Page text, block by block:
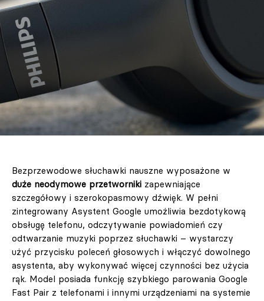
Bezprzewodowe słuchawki nauszne wyposażone w
duże neodymowe przetworniki zapewniające
szczegółowy i szerokopasmowy dźwięk. W pełni
zintegrowany Asystent Google umożliwia bezdotykową
obsługę telefonu, odczytywanie powiadomień czy
odtwarzanie muzyki poprzez słuchawki – wystarczy
użyć przycisku poleceń głosowych i włączyć dowolnego
asystenta, aby wykonywać więcej czynności bez użycia
rąk. Model posiada funkcję szybkiego parowania Google
Fast Pair z telefonami i innymi urządzeniami na systemie